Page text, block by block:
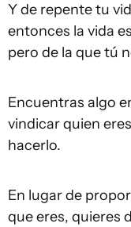
Y de repente tu
entonces la vida
pero de la que tú
Encuentras algo
vindicar quien
hacerlo.
En lugar de
que eres, quieres